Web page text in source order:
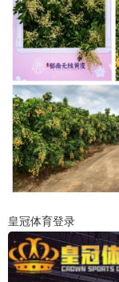
皇冠体育登录